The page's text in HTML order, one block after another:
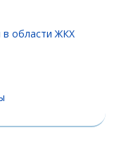
области ЖКХ